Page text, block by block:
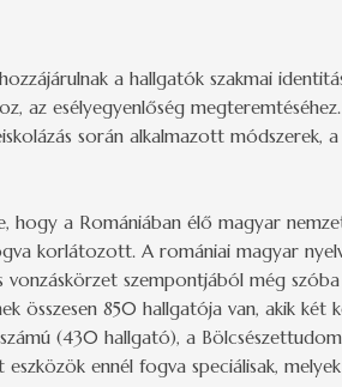
a hallgatók szakmai
az esélyegyenlőség
során alkalmazott módszerek, a
hogy a Romániában élő magyar
korlátozott. A romániai magyar
szempontjából még
összesen 850 hallgatója van, akik két
(430 hallgató), a
ennél fogva speciálisak,